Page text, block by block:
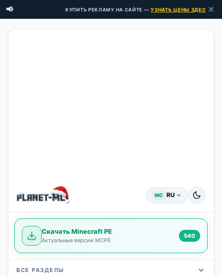
📢 КУПИТЬ РЕКЛАМУ НА САЙТЕ —УЗНАТЬ ЦЕНЫ ЗДЕСЬ → ✕
MC RU
Скачать Minecraft PE
Актуальные версии MCPE
540
ВСЕ РАЗДЕЛЫ